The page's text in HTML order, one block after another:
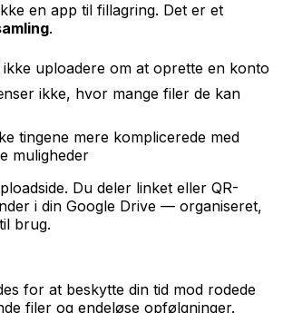
en app til fillagring. Det er et
.
ikke uploadere om at oprette en konto
ikke, hvor mange filer de kan
tingene mere komplicerede med
muligheder
Du deler linket eller QR-
i din Google Drive — organiseret,
brug.
for at beskytte din tid mod rodede
filer og endeløse opfølgninger.